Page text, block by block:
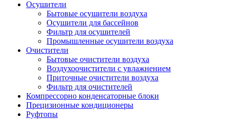
Осушители
Бытовые осушители воздуха
Осушители для бассейнов
Фильтр для осушителей
Промышленные осушители воздуха
Очистители
Бытовые очистители воздуха
Воздухоочистители с увлажнением
Приточные очистители воздуха
Фильтр для очистителей
Компрессорно конденсаторные блоки
Прецизионные кондиционеры
Руфтопы